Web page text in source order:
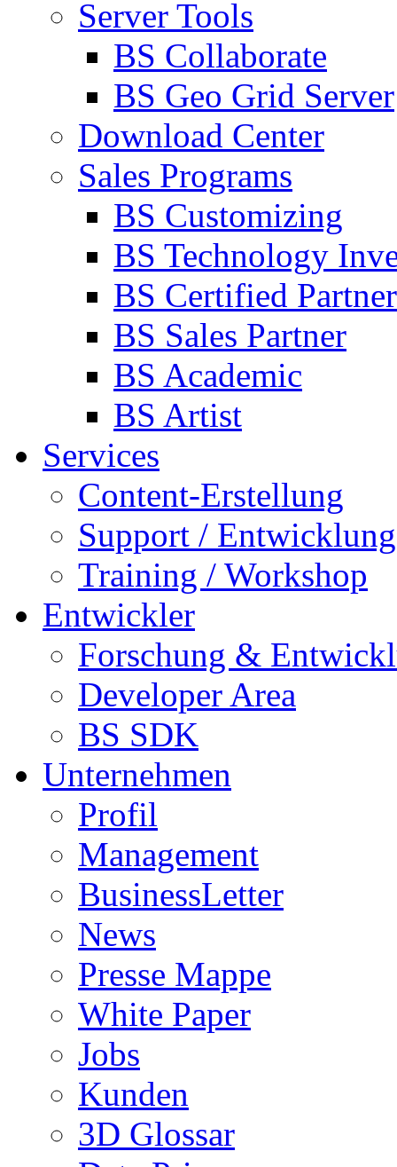
Server Tools
BS Collaborate
BS Geo Grid Server
Download Center
Sales Programs
BS Customizing
BS Technology
BS Certified Partner
BS Sales Partner
BS Academic
BS Artist
Services
Content-Erstellung
Support / Entwicklung
Training / Workshop
Entwickler
Forschung &
Developer Area
BS SDK
Unternehmen
Profil
Management
BusinessLetter
News
Presse Mappe
White Paper
Jobs
Kunden
3D Glossar